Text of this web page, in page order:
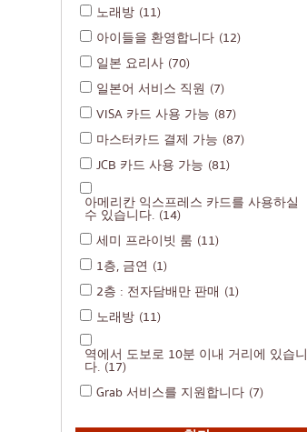
노래방 (11)
아이들을 환영합니다 (12)
일본 요리사 (70)
일본어 서비스 직원 (7)
VISA 카드 사용 가능 (87)
마스터카드 결제 가능 (87)
JCB 카드 사용 가능 (81)
아메리칸 익스프레스 카드를 사용하실
수 있습니다. (14)
세미 프라이빗 룸 (11)
1층, 금연 (1)
2층 : 전자담배만 판매 (1)
노래방 (11)
역에서 도보로 10분 이내 거리에 있습니
다. (17)
Grab 서비스를 지원합니다 (7)